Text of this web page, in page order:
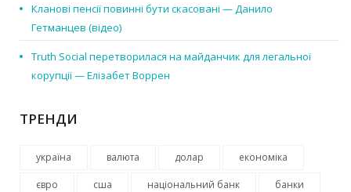
Кланові пенсії повинні бути скасовані — Данило
Гетманцев (відео)
Truth Social перетворилася на майданчик для легальної
корупції — Елізабет Воррен
ТРЕНДИ
україна валюта долар економіка
євро сша національний банк банки